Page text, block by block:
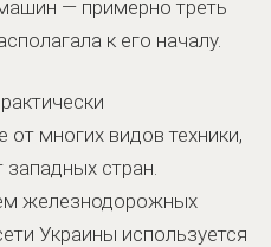
— примерно треть
к его началу.
многих видов техники,
стран.
железнодорожных
Украины используется